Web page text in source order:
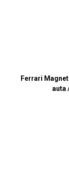
Ferrari
auta